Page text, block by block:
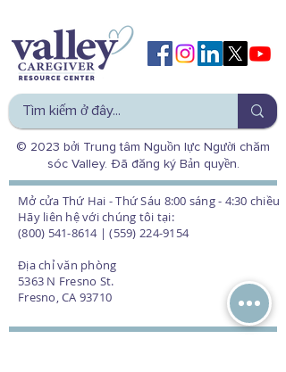
© 2023 bởi Trung tâm Nguồn lực Người chăm
sóc Valley. Đã đăng ký Bản quyền.
Mở cửa Thứ Hai - Thứ Sáu 8:00 sáng - 4:30 chiều
Hãy liên hệ với chúng tôi tại:
(800) 541-8614 | (559) 224-9154
Địa chỉ văn phòng
5363 N Fresno St.
Fresno, CA 93710